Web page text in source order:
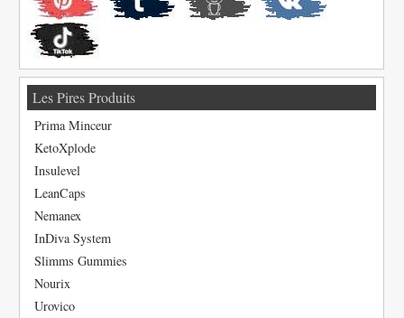
Les Pires Produits
Prima Minceur
KetoXplode
Insulevel
LeanCaps
Nemanex
InDiva System
Slimms Gummies
Nourix
Urovico